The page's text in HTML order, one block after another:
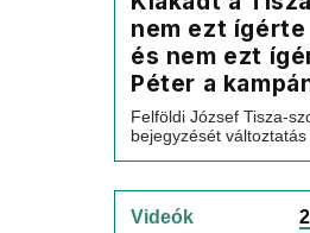
nem ezt
és nem ezt
Péter a
Felföldi József Tisza-
bejegyzését változtatás
Videók